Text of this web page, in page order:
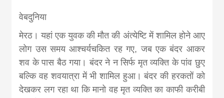
news,
वेबदुनिया
मेरठ। यहां एक युवक की मौत की अंत्येष्टि में शामिल होने आए
लोग उस समय आश्चर्यचकित रह गए, जब एक बंदर आकर
शव के पास बैठ गया। बंदर ने न सिर्फ मृत व्यक्ति के पांव छुए
बल्कि वह शवयात्रा में भी शामिल हुआ। बंदर की हरकतों को
देखकर लग रहा था कि मानो वह मृत व्यक्ति का काफी करीबी